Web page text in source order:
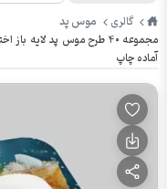
طرح
پیک
گالری موس پد
مجموعه ۴۰ طرح موس پد
آماده چاپ